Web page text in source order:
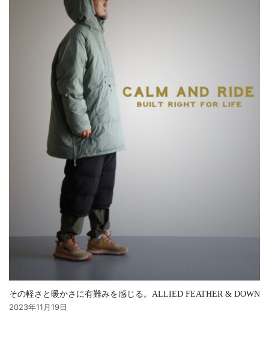
その軽さと暖かさに有難みを感じる。ALLIED FEATHER & DOWN
2023年11月19日